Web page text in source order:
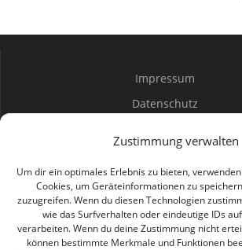
Zustimmung verwalten
Um dir ein optimales Erlebnis zu bieten,
Cookies, um Geräteinformationen zu
zuzugreifen. Wenn du diesen Technologien
wie das Surfverhalten oder eindeutige IDs
verarbeiten. Wenn du deine Zustimmung nicht
können bestimmte Merkmale und Funktionen
Impressum
Datenschutz
Mitwirken
Bürgerbüro Coswig
Bürgerbüro Lommatzsch